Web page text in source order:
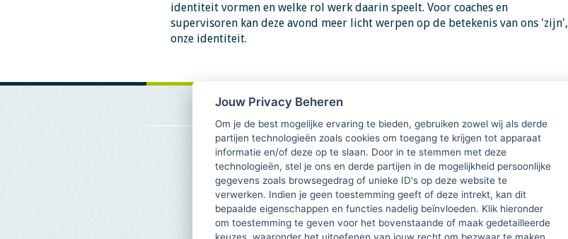
identiteit vormen en welke rol werk daarin speelt. Voor coaches en
supervisoren kan deze avond meer licht werpen op de betekenis van ons 'zijn',
onze identiteit.
Jouw Privacy Beheren
Om je de best mogelijke ervaring te bieden, gebruiken zowel wij als derde
partijen technologieën zoals cookies om toegang te krijgen tot apparaat
informatie en/of deze op te slaan. Door in te stemmen met deze
technologieën, stel je ons en derde partijen in de mogelijkheid persoonlijke
gegevens zoals browsegedrag of unieke ID's op deze website te
verwerken. Indien je geen toestemming geeft of deze intrekt, kan dit
bepaalde eigenschappen en functies nadelig beïnvloeden. Klik hieronder
om toestemming te geven voor het bovenstaande of maak gedetailleerde